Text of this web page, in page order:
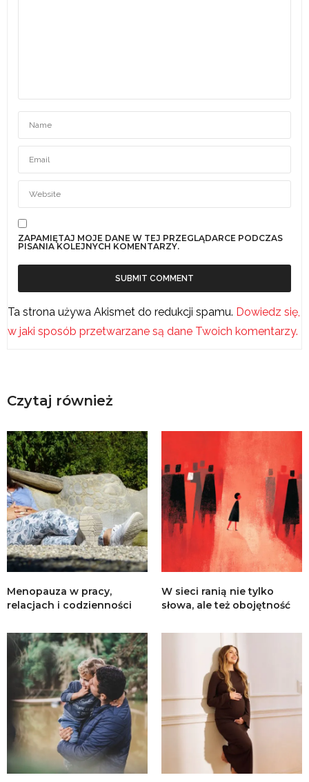
ZAPAMIĘTAJ MOJE DANE W TEJ PRZEGLĄDARCE PODCZAS
PISANIA KOLEJNYCH KOMENTARZY.
Ta strona używa Akismet do redukcji spamu. Dowiedz się,
w jaki sposób przetwarzane są dane Twoich komentarzy.
Czytaj również
Menopauza w pracy,
relacjach i codzienności
W sieci ranią nie tylko
słowa, ale też obojętność